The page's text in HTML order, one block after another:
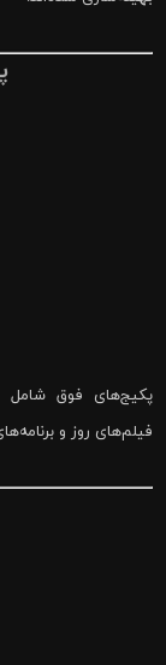
پکیج‌های فوق شامل
فیلم‌های روز و